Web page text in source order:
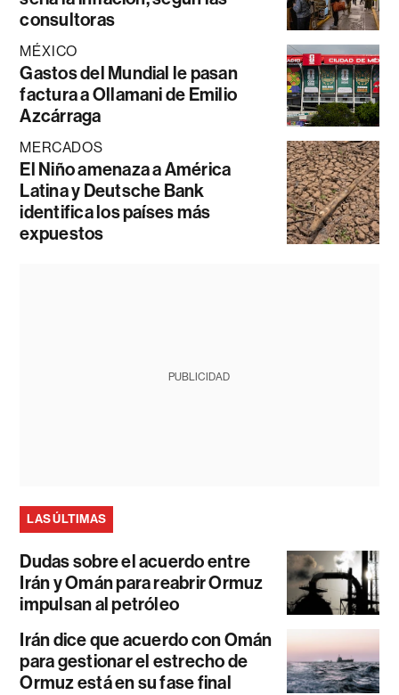
consultoras
MÉXICO
Gastos del Mundial le pasan
factura a Ollamani de Emilio
Azcárraga
MERCADOS
El Niño amenaza a América
Latina y Deutsche Bank
identifica los países más
expuestos
PUBLICIDAD
LAS ÚLTIMAS
Dudas sobre el acuerdo entre
Irán y Omán para reabrir Ormuz
impulsan al petróleo
Irán dice que acuerdo con Omán
para gestionar el estrecho de
Ormuz está en su fase final